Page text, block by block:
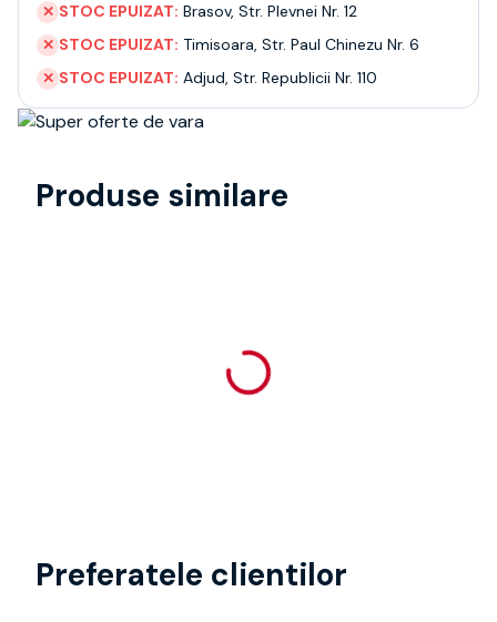
✕ STOC EPUIZAT: Brasov, Str. Plevnei Nr. 12
✕ STOC EPUIZAT: Timisoara, Str. Paul Chinezu Nr. 6
✕ STOC EPUIZAT: Adjud, Str. Republicii Nr. 110
Produse similare
Preferatele clientilor